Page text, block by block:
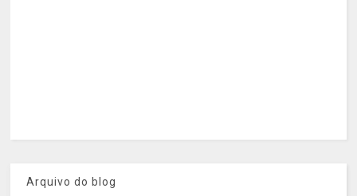
Arquivo do blog